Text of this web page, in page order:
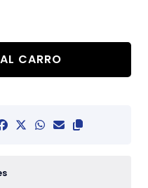
CARRO